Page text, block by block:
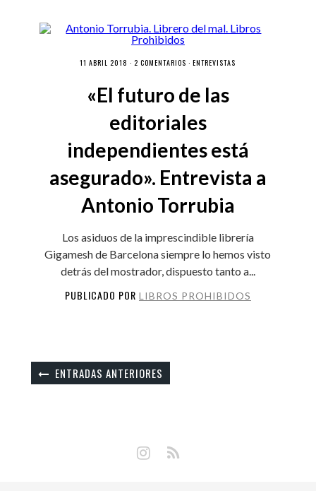
11 ABRIL 2018 ·2 COMENTARIOS ·ENTREVISTAS
«El futuro de las
editoriales
independientes está
asegurado». Entrevista a
Antonio Torrubia
Los asiduos de la imprescindible librería
Gigamesh de Barcelona siempre lo hemos visto
detrás del mostrador, dispuesto tanto a...
PUBLICADO POR LIBROS PROHIBIDOS
ENTRADAS ANTERIORES